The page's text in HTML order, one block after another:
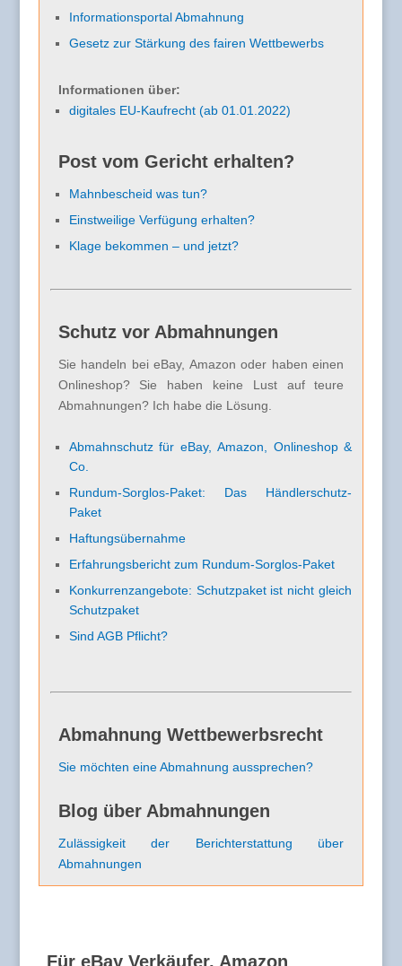
Informationsportal Abmahnung
Gesetz zur Stärkung des fairen Wettbewerbs
Informationen über:
digitales EU-Kaufrecht (ab 01.01.2022)
Post vom Gericht erhalten?
Mahnbescheid was tun?
Einstweilige Verfügung erhalten?
Klage bekommen – und jetzt?
Schutz vor Abmahnungen
Sie handeln bei eBay, Amazon oder haben einen
Onlineshop? Sie haben keine Lust auf teure
Abmahnungen? Ich habe die Lösung.
Abmahnschutz für eBay, Amazon, Onlineshop &
Co.
Rundum-Sorglos-Paket: Das Händlerschutz-
Paket
Haftungsübernahme
Erfahrungsbericht zum Rundum-Sorglos-Paket
Konkurrenzangebote: Schutzpaket ist nicht gleich
Schutzpaket
Sind AGB Pflicht?
Abmahnung Wettbewerbsrecht
Sie möchten eine Abmahnung aussprechen?
Blog über Abmahnungen
Zulässigkeit der Berichterstattung über
Abmahnungen
Für eBay Verkäufer, Amazon